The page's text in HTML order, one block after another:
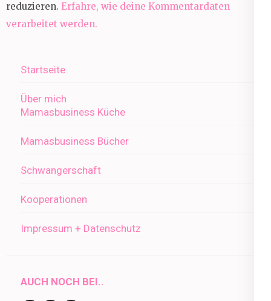
reduzieren. Erfahre, wie deine Kommentardaten
verarbeitet werden.
Startseite
Über mich
Mamasbusiness Küche
Mamasbusiness Bücher
Schwangerschaft
Kooperationen
Impressum + Datenschutz
AUCH NOCH BEI..